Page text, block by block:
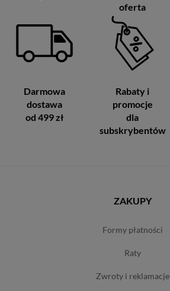
oferta
Darmowa
dostawa
od 499 zł
Rabaty i
promocje
dla
subskrybentów
ZAKUPY
formy płatności
raty
zwroty i reklamacje